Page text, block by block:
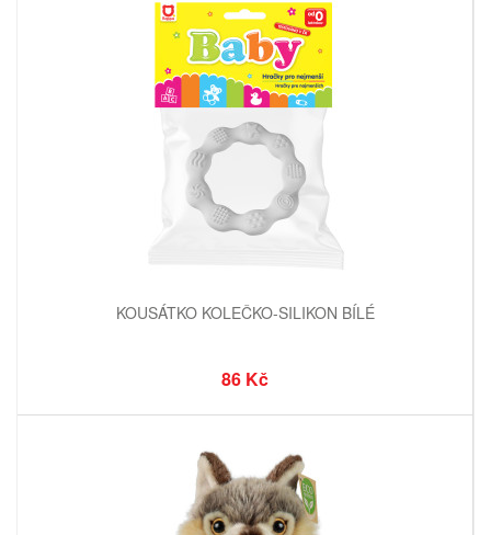
KOUSÁTKO KOLEČKO-SILIKON BÍLÉ
86 Kč